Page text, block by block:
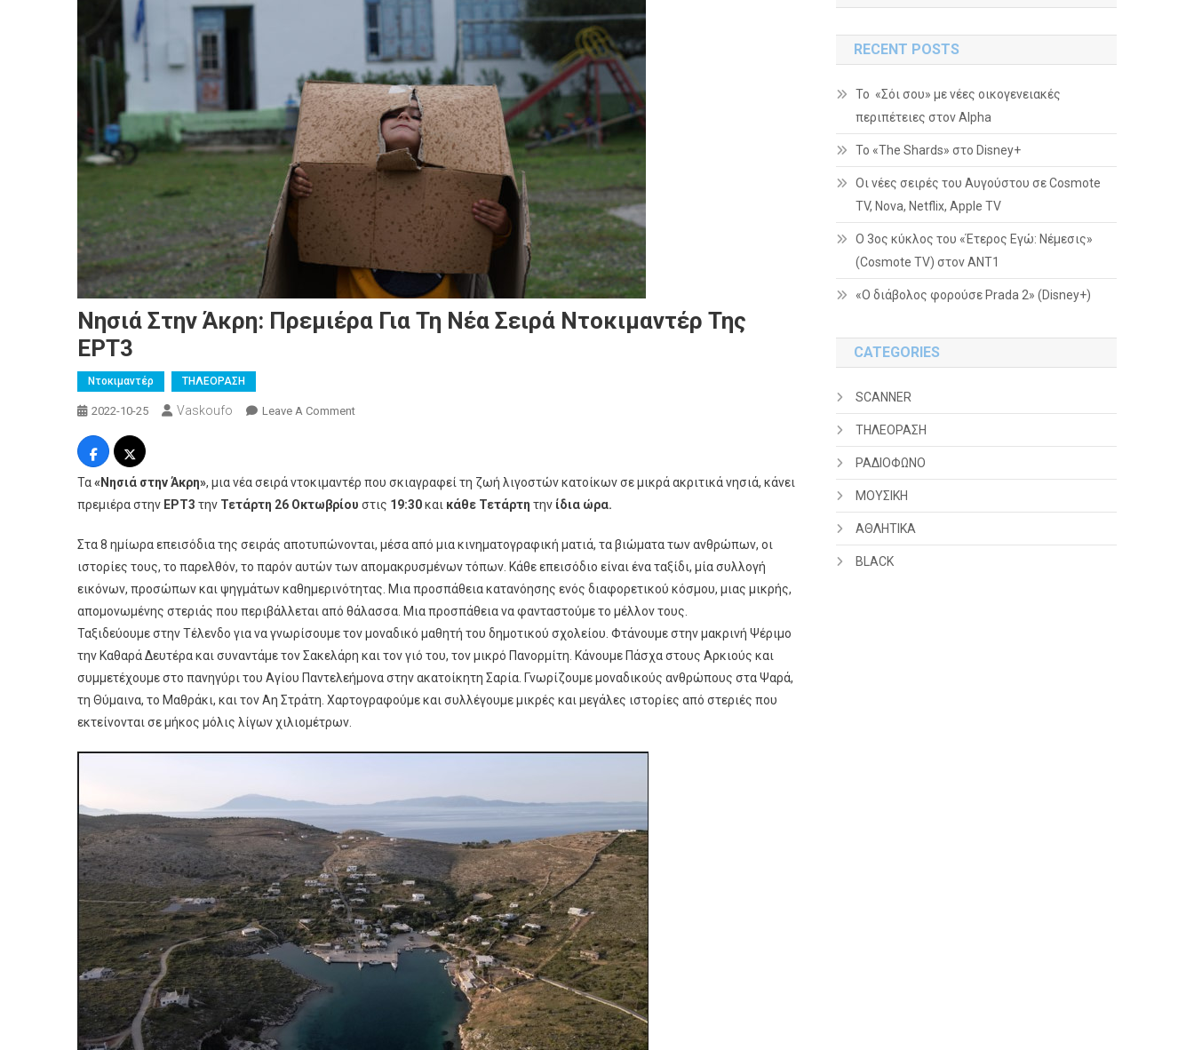
Νησιά Στην Άκρη: Πρεμιέρα Για Τη Νέα Σειρά Ντοκιμαντέρ Της
ΕΡΤ3
Ντοκιμαντέρ ΤΗΛΕΟΡΑΣΗ
2022-10-25 Vaskoufo Leave A CommentOn
Πρεμιέρα
Για
Νέα
Σειρά
Ντοκιμαντέρ
Της
ΕΡΤ3
Τα«Νησιά στην Άκρη», μια νέα σειρά ντοκιμαντέρ που σκιαγραφεί τη ζωή λιγοστών κατοίκων σε μικρά ακριτικά νησιά, κάνει
πρεμιέρα στην ΕΡΤ3 την Τετάρτη 26 Οκτωβρίου στις 19:30και κάθε Τετάρτη την ίδια ώρα.
Στα 8 ημίωρα επεισόδια της σειράς αποτυπώνονται, μέσα από μια κινηματογραφική ματιά, τα βιώματα των ανθρώπων, οι
ιστορίες τους, το παρελθόν, το παρόν αυτών των απομακρυσμένων τόπων. Κάθε επεισόδιο είναι ένα ταξίδι, μία συλλογή
εικόνων, προσώπων και ψηγμάτων καθημερινότητας. Μια προσπάθεια κατανόησης ενός διαφορετικού κόσμου, μιας μικρής,
απομονωμένης στεριάς που περιβάλλεται από θάλασσα. Μια προσπάθεια να φανταστούμε το μέλλον τους.
Ταξιδεύουμε στην Τέλενδο για να γνωρίσουμε τον μοναδικό μαθητή του δημοτικού σχολείου. Φτάνουμε στην μακρινή Ψέριμο
την Καθαρά Δευτέρα και συναντάμε τον Σακελάρη και τον γιό του, τον μικρό Πανορμίτη. Κάνουμε Πάσχα στους Αρκιούς και
συμμετέχουμε στο πανηγύρι του Αγίου Παντελεήμονα στην ακατοίκητη Σαρία. Γνωρίζουμε μοναδικούς ανθρώπους στα Ψαρά,
τη Θύμαινα, το Μαθράκι, και τον Αη Στράτη. Χαρτογραφούμε και συλλέγουμε μικρές και μεγάλες ιστορίες από στεριές που
εκτείνονται σε μήκος μόλις λίγων χιλιομέτρων.
RECENT POSTS
Το «Σόι σου» με νέες οικογενειακές
περιπέτειες στον Alpha
To «The Shards» στο Disney+
Οι νέες σειρές του Αυγούστου σε Cosmote
TV, Nova, Netflix, Apple TV
Ο 3ος κύκλος του «Έτερος Εγώ: Νέμεσις»
(Cosmote TV) στον ΑΝΤ1
«Ο διάβολος φορούσε Prada 2» (Disney+)
CATEGORIES
SCANNER
ΤΗΛΕΟΡΑΣΗ
ΡΑΔΙΟΦΩΝΟ
ΜΟΥΣΙΚΗ
ΑΘΛΗΤΙΚΑ
BLACK